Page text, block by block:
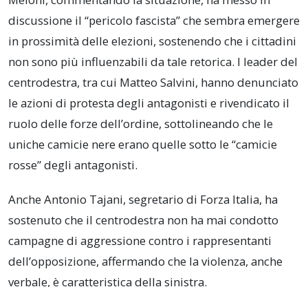
discussione il “pericolo fascista” che sembra emergere
in prossimità delle elezioni, sostenendo che i cittadini
non sono più influenzabili da tale retorica. I leader del
centrodestra, tra cui Matteo Salvini, hanno denunciato
le azioni di protesta degli antagonisti e rivendicato il
ruolo delle forze dell’ordine, sottolineando che le
uniche camicie nere erano quelle sotto le “camicie
rosse” degli antagonisti.
Anche Antonio Tajani, segretario di Forza Italia, ha
sostenuto che il centrodestra non ha mai condotto
campagne di aggressione contro i rappresentanti
dell’opposizione, affermando che la violenza, anche
verbale, è caratteristica della sinistra.